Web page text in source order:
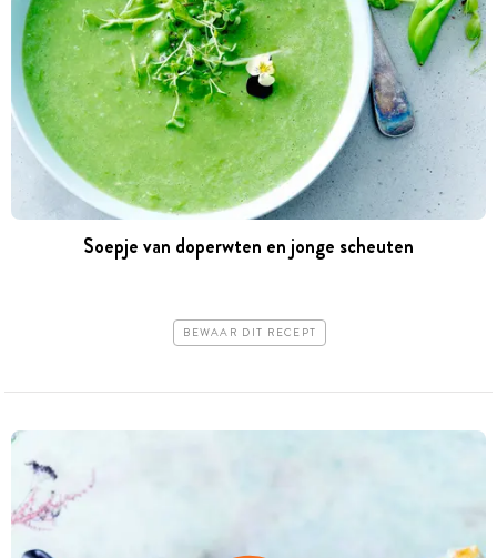
Soepje van doperwten en jonge scheuten
BEWAAR DIT RECEPT